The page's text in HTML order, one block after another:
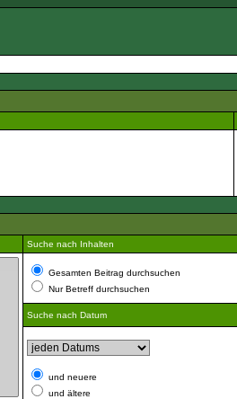
Suche nach Inhalten
Gesamten Beitrag durchsuchen
Nur Betreff durchsuchen
Suche nach Datum
und neuere
und ältere